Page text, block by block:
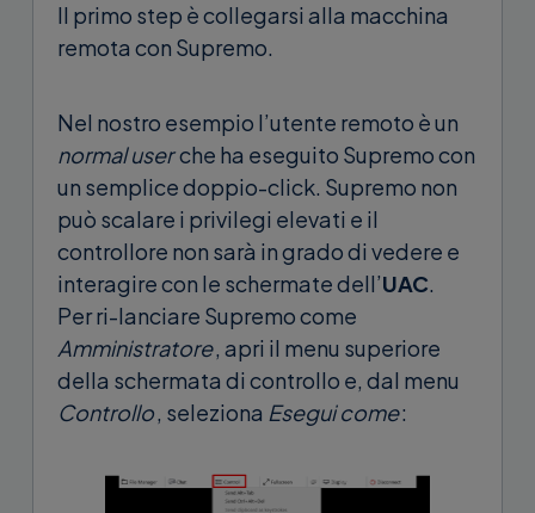
Il primo step è collegarsi alla macchina
remota con Supremo.
Nel nostro esempio l’utente remoto è un
normal userche ha eseguito Supremo con
un semplice doppio-click. Supremo non
può scalare i privilegi elevati e il
controllore non sarà in grado di vedere e
interagire con le schermate dell’UAC.
Per ri-lanciare Supremo come
Amministratore, apri il menu superiore
della schermata di controllo e, dal menu
Controllo, seleziona Esegui come: